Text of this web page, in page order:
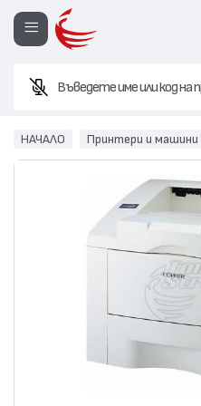
Въведете име или код на
НАЧАЛО Принтери и машини